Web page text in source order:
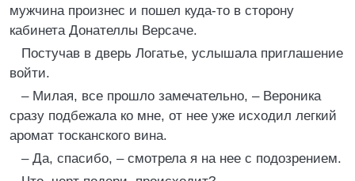
мужчина произнес и пошел куда-то в сторону
кабинета Донателлы Версаче.
Постучав в дверь Логатье, услышала приглашение
войти.
– Милая, все прошло замечательно, – Вероника
сразу подбежала ко мне, от нее уже исходил легкий
аромат тосканского вина.
– Да, спасибо, – смотрела я на нее с подозрением.